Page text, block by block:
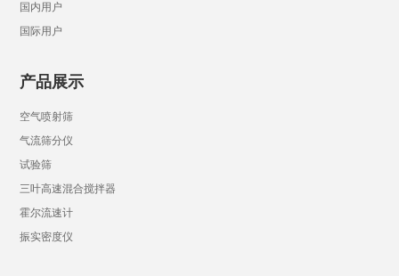
国内用户
国际用户
产品展示
空气喷射筛
气流筛分仪
试验筛
三叶高速混合搅拌器
霍尔流速计
振实密度仪